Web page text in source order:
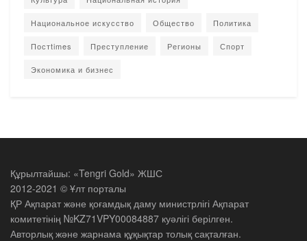
Национальное искусство Общество Политика
Постtimes Преступление Регионы Спорт
Экономика и бизнес
Құрылтайшы: «Tengri Gold» ЖШС
2012-2021 © Ұлт порталы
ҚР Ақпарат және қоғамдық даму министрлігі Ақпарат
комитетінің №KZ71VPY00084887 куәлігі берілген.
Авторлық және жарнама құқықтар толық сақталған.